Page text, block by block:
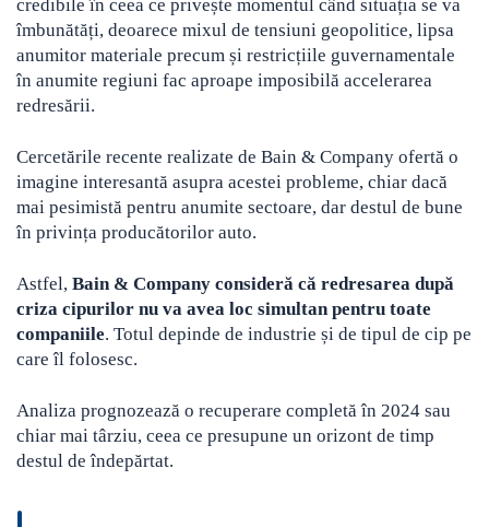
credibile în ceea ce privește momentul când situația se va
îmbunătăți, deoarece mixul de tensiuni geopolitice, lipsa
anumitor materiale precum și restricțiile guvernamentale
în anumite regiuni fac aproape imposibilă accelerarea
redresării.
Cercetările recente realizate de Bain & Company ofertă o
imagine interesantă asupra acestei probleme, chiar dacă
mai pesimistă pentru anumite sectoare, dar destul de bune
în privința producătorilor auto.
Astfel, Bain & Company consideră că redresarea după
criza cipurilor nu va avea loc simultan pentru toate
companiile. Totul depinde de industrie și de tipul de cip pe
care îl folosesc.
Analiza prognozează o recuperare completă în 2024 sau
chiar mai târziu, ceea ce presupune un orizont de timp
destul de îndepărtat.